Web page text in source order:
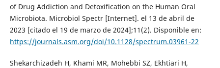
of Drug Addiction and Detoxification on the Human Oral
Microbiota. Microbiol Spectr [Internet]. el 13 de abril de
2023 [citado el 19 de marzo de 2024];11(2). Disponible en:
https://journals.asm.org/doi/10.1128/spectrum.03961-22
Shekarchizadeh H, Khami MR, Mohebbi SZ, Ekhtiari H,